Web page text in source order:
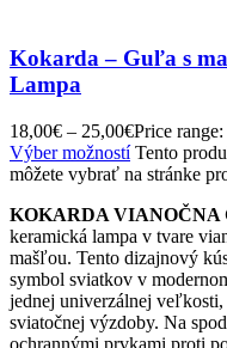
Kokarda – Guľa s
Lampa
18,00€ – 25,00€Price
Výber možnostíTento
môžete vybrať na stránke
KOKARDA VIANOČNA
keramická lampa v tvare
mašľou. Tento dizajnový
symbol sviatkov v
jednej univerzálnej veľkosti,
sviatočnej výzdoby. Na
ochrannými prvkami proti